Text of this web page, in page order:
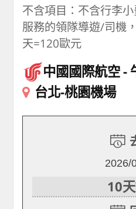
不含項目：不含行李
服務的領隊導遊/司機
天=120歐元
中國國際航空
台北-桃園機場
2026/
10